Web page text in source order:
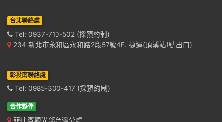
台北聯絡處
Tel: 0937-710-502 (採預約制)
234 新北市永和區永和路2段57號4F. 捷運(頂溪站1號出口)
彰投南聯絡處
Tel: 0985-300-417 (採預約制)
合作夥伴
菲律賓觀光部台灣分處